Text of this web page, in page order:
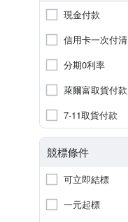
現金付款
信用卡一次付清
分期0利率
萊爾富取貨付款
7-11取貨付款
競標條件
可立即結標
一元起標